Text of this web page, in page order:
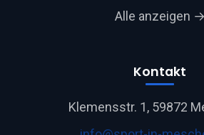
Alle anzeigen →
Kontakt
Klemensstr. 1, 59872